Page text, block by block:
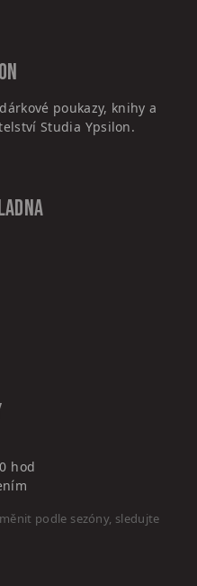
poukazy, knihy a
Studia Ypsilon.
hod
podle sezóny, sledujte